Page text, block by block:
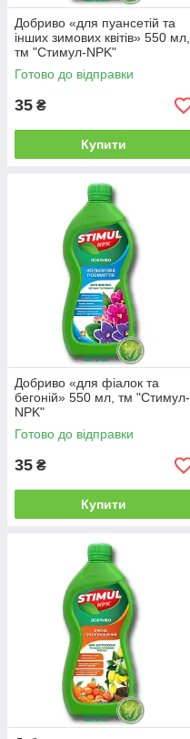
Добриво «для пуансетій та
інших зимових квітів» 550 мл,
тм "Стимул-NPK"
Готово до відправки
35 ₴
Купити
Добриво «для фіалок та
бегоній» 550 мл, тм "Стимул-
NPK"
Готово до відправки
35 ₴
Купити